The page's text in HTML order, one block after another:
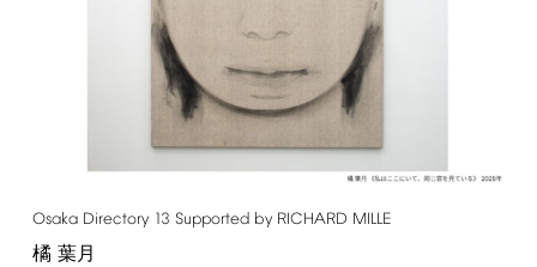
Osaka Directory 13 Supported by RICHARD MILLE
橘 葉月